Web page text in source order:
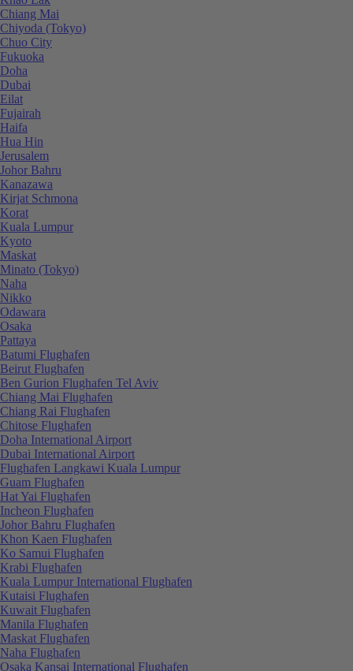
Chiang Mai
Chiyoda (Tokyo)
Chuo City
Fukuoka
Doha
Dubai
Eilat
Fujairah
Haifa
Hua Hin
Jerusalem
Johor Bahru
Kanazawa
Kirjat Schmona
Korat
Kuala Lumpur
Kyoto
Maskat
Minato (Tokyo)
Naha
Nikko
Odawara
Osaka
Pattaya
Batumi Flughafen
Beirut Flughafen
Ben Gurion Flughafen Tel Aviv
Chiang Mai Flughafen
Chiang Rai Flughafen
Chitose Flughafen
Doha International Airport
Dubai International Airport
Flughafen Langkawi Kuala Lumpur
Guam Flughafen
Hat Yai Flughafen
Incheon Flughafen
Johor Bahru Flughafen
Khon Kaen Flughafen
Ko Samui Flughafen
Krabi Flughafen
Kuala Lumpur International Flughafen
Kutaisi Flughafen
Kuwait Flughafen
Manila Flughafen
Maskat Flughafen
Naha Flughafen
Osaka Kansai International Flughafen